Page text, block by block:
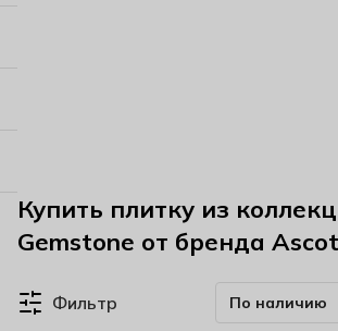
Купить плитку из
Gemstone от бренда Ascot
Фильтр